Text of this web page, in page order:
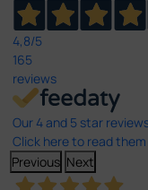
4,8/5
165
reviews
Our 4 and 5 star
Click here to read them
Previous Next